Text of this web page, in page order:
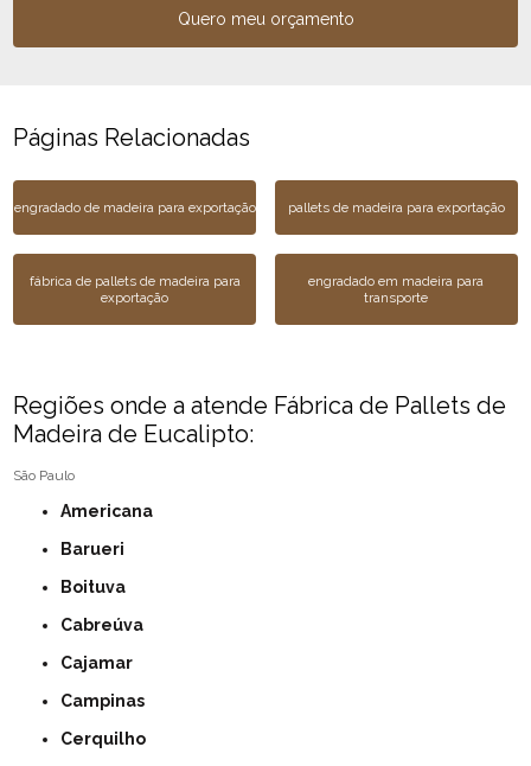
Quero meu orçamento
Páginas Relacionadas
engradado de madeira para exportação pallets de madeira para exportação
fábrica de pallets de madeira para
exportação
engradado em madeira para
transporte
Regiões onde a atende Fábrica de Pallets de
Madeira de Eucalipto:
São Paulo
Americana
Barueri
Boituva
Cabreúva
Cajamar
Campinas
Cerquilho